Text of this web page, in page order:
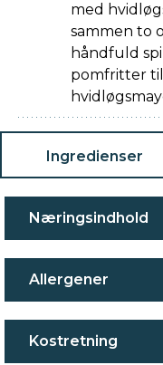
med
sammen to
håndfuld
pomfritter
Ingredienser
Næringsindhold
Allergener
Kostretning